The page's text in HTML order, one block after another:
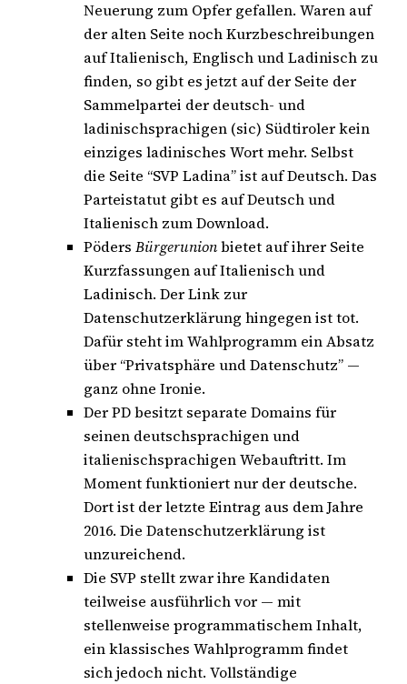
Neuerung zum Opfer gefallen. Waren auf
der alten Seite noch Kurzbeschreibungen
auf Italienisch, Englisch und Ladinisch zu
finden, so gibt es jetzt auf der Seite der
Sammelpartei der deutsch- und
ladinischsprachigen (sic) Südtiroler kein
einziges ladinisches Wort mehr. Selbst
die Seite “SVP Ladina” ist auf Deutsch. Das
Parteistatut gibt es auf Deutsch und
Italienisch zum Download.
Pöders Bürgerunionbietet auf ihrer Seite
Kurzfassungen auf Italienisch und
Ladinisch. Der Link zur
Datenschutzerklärung hingegen ist tot.
Dafür steht im Wahlprogramm ein Absatz
über “Privatsphäre und Datenschutz” —
ganz ohne Ironie.
Der PD besitzt separate Domains für
seinen deutschsprachigen und
italienischsprachigen Webauftritt. Im
Moment funktioniert nur der deutsche.
Dort ist der letzte Eintrag aus dem Jahre
2016. Die Datenschutzerklärung ist
unzureichend.
Die SVP stellt zwar ihre Kandidaten
teilweise ausführlich vor — mit
stellenweise programmatischem Inhalt,
ein klassisches Wahlprogramm findet
sich jedoch nicht. Vollständige